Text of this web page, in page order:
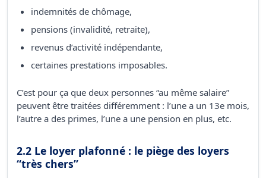
indemnités de chômage,
pensions (invalidité, retraite),
revenus d’activité indépendante,
certaines prestations imposables.
C’est pour ça que deux personnes “au même salaire”
peuvent être traitées différemment : l’une a un 13e mois,
l’autre a des primes, l’une a une pension en plus, etc.
2.2 Le loyer plafonné : le piège des loyers
“très chers”